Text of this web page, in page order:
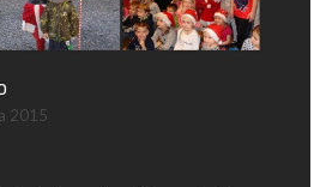
2015